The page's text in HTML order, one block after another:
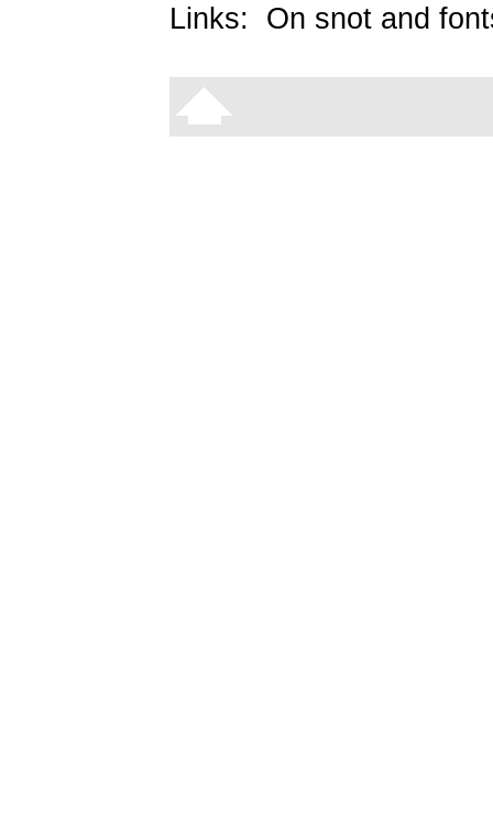
Links: On snot and